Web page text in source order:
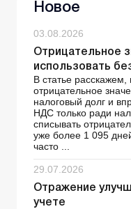
Новое
03.08.2026
Отрицательное
использовать
В статье
отрицательное
налоговый долг и
НДС только ради
списывать
уже более 1 095
часто ...
29.07.2026
Отражение
учете